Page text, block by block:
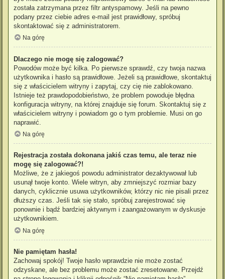
została zatrzymana przez filtr antyspamowy. Jeśli na pewno
podany przez ciebie adres e-mail jest prawidłowy, spróbuj
skontaktować się z administratorem.
Na górę
Dlaczego nie mogę się zalogować?
Powodów może być kilka. Po pierwsze sprawdź, czy twoja nazwa
użytkownika i hasło są prawidłowe. Jeżeli są prawidłowe, skontaktuj
się z właścicielem witryny i zapytaj, czy cię nie zablokowano.
Istnieje też prawdopodobieństwo, że problem powoduje błędna
konfiguracja witryny, na której znajduje się forum. Skontaktuj się z
właścicielem witryny i powiadom go o tym problemie. Musi on go
naprawić.
Na górę
Rejestracja została dokonana jakiś czas temu, ale teraz nie
mogę się zalogować?!
Możliwe, że z jakiegoś powodu administrator dezaktywował lub
usunął twoje konto. Wiele witryn, aby zmniejszyć rozmiar bazy
danych, cyklicznie usuwa użytkowników, którzy nic nie pisali przez
dłuższy czas. Jeśli tak się stało, spróbuj zarejestrować się
ponownie i bądź bardziej aktywnym i zaangażowanym w dyskusje
użytkownikiem.
Na górę
Nie pamiętam hasła!
Zachowaj spokój! Twoje hasło wprawdzie nie może zostać
odzyskane, ale bez problemu może zostać zresetowane. Przejdź